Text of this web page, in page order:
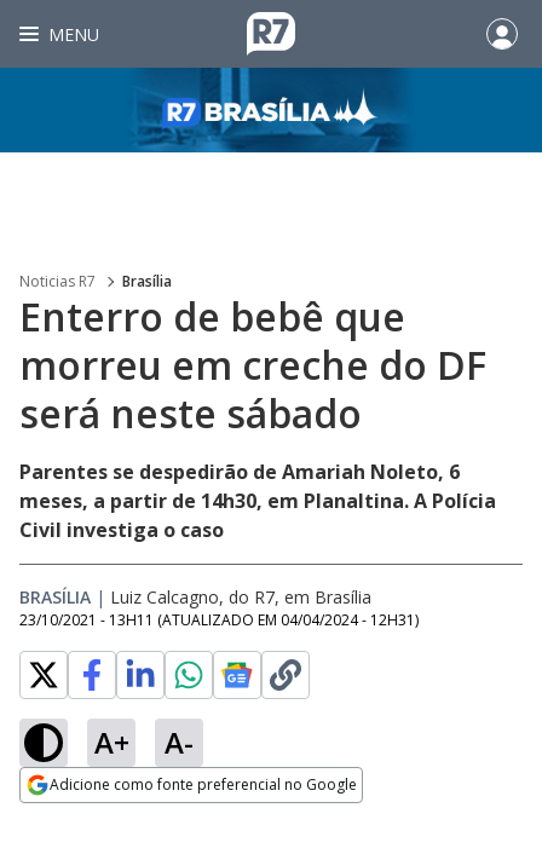
MENU
Noticias R7 Brasília
Enterro de bebê que
morreu em creche do DF
será neste sábado
Parentes se despedirão de Amariah Noleto, 6
meses, a partir de 14h30, em Planaltina. A Polícia
Civil investiga o caso
BRASÍLIA | Luiz Calcagno, do R7, em Brasília
23/10/2021 - 13H11 (ATUALIZADO EM 04/04/2024 - 12H31)
A+ A-
Adicione como fonte preferencial no Google